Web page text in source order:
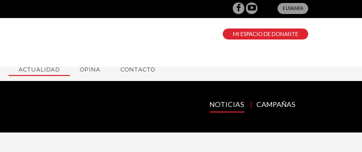
EUSKARA
MI ESPACIO DE DONANTE
ACTUALIDAD OPINA CONTACTO
NOTICIAS CAMPAÑAS